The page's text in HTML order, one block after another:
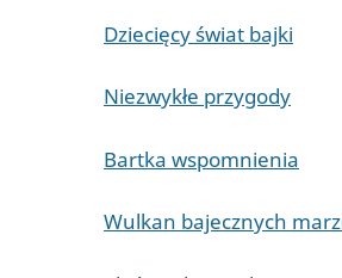
Dziecięcy świat bajki
Niezwykłe przygody
Bartka wspomnienia
Wulkan bajecznych